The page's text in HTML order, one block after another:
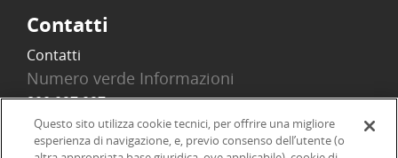
Contatti
Contatti
Numero verde Informazioni
800 097 097
Email
info@onlinesim.it
Questo sito utilizza cookie tecnici, per offrire una migliore
esperienza di navigazione, e, previo consenso dell’utente (o